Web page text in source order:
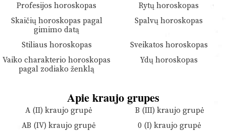
Profesijos horoskopas
Rytų horoskopas
Skaičių horoskopas pagal
gimimo datą
Spalvų horoskopas
Stiliaus horoskopas
Sveikatos horoskopas
Vaiko charakterio horoskopas
pagal zodiako ženklą
Ydų horoskopas
Apie kraujo grupes
A (II) kraujo grupė
B (III) kraujo grupė
AB (IV) kraujo grupė
0 (I) kraujo grupė